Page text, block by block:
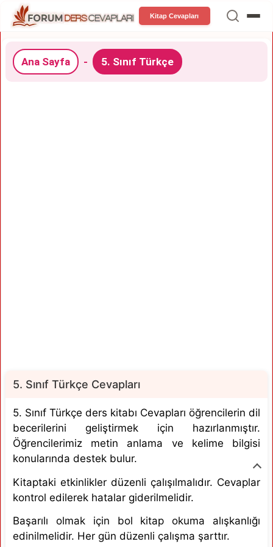
Kitap Cevapları
Ana Sayfa - 5. Sınıf Türkçe
5. Sınıf Türkçe Cevapları
5. Sınıf Türkçe ders kitabı Cevapları öğrencilerin dil
becerilerini geliştirmek için hazırlanmıştır.
Öğrencilerimiz metin anlama ve kelime bilgisi
konularında destek bulur.
Kitaptaki etkinlikler düzenli çalışılmalıdır. Cevaplar
kontrol edilerek hatalar giderilmelidir.
Başarılı olmak için bol kitap okuma alışkanlığı
edinilmelidir. Her gün düzenli çalışma şarttır.